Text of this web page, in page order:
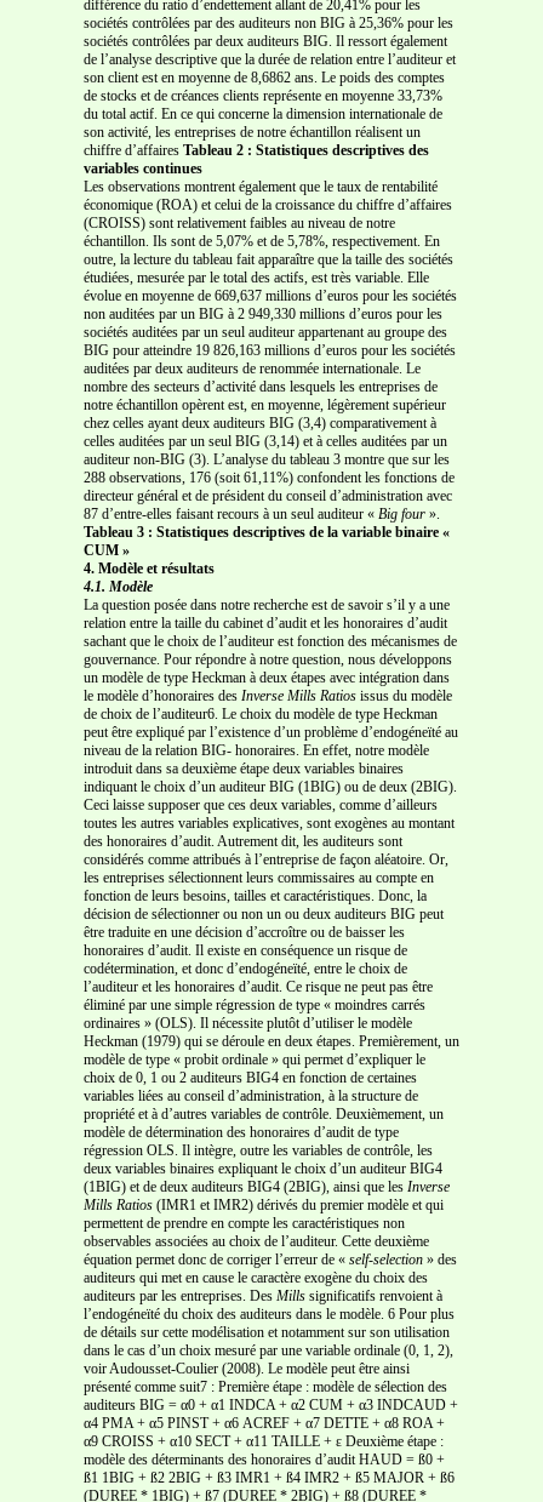
différence du ratio d’endettement allant de 20,41% pour les
sociétés contrôlées par des auditeurs non BIG à 25,36% pour les
sociétés contrôlées par deux auditeurs BIG. Il ressort également
de l’analyse descriptive que la durée de relation entre l’auditeur et
son client est en moyenne de 8,6862 ans. Le poids des comptes
de stocks et de créances clients représente en moyenne 33,73%
du total actif. En ce qui concerne la dimension internationale de
son activité, les entreprises de notre échantillon réalisent un
chiffre d’affaires Tableau 2 : Statistiques descriptives des
variables continues
Les observations montrent également que le taux de rentabilité
économique (ROA) et celui de la croissance du chiffre d’affaires
(CROISS) sont relativement faibles au niveau de notre
échantillon. Ils sont de 5,07% et de 5,78%, respectivement. En
outre, la lecture du tableau fait apparaître que la taille des sociétés
étudiées, mesurée par le total des actifs, est très variable. Elle
évolue en moyenne de 669,637 millions d’euros pour les sociétés
non auditées par un BIG à 2 949,330 millions d’euros pour les
sociétés auditées par un seul auditeur appartenant au groupe des
BIG pour atteindre 19 826,163 millions d’euros pour les sociétés
auditées par deux auditeurs de renommée internationale. Le
nombre des secteurs d’activité dans lesquels les entreprises de
notre échantillon opèrent est, en moyenne, légèrement supérieur
chez celles ayant deux auditeurs BIG (3,4) comparativement à
celles auditées par un seul BIG (3,14) et à celles auditées par un
auditeur non-BIG (3). L’analyse du tableau 3 montre que sur les
288 observations, 176 (soit 61,11%) confondent les fonctions de
directeur général et de président du conseil d’administration avec
87 d’entre-elles faisant recours à un seul auditeur « Big four ».
Tableau 3 : Statistiques descriptives de la variable binaire «
CUM »
4. Modèle et résultats
4.1. Modèle
La question posée dans notre recherche est de savoir s’il y a une
relation entre la taille du cabinet d’audit et les honoraires d’audit
sachant que le choix de l’auditeur est fonction des mécanismes de
gouvernance. Pour répondre à notre question, nous développons
un modèle de type Heckman à deux étapes avec intégration dans
le modèle d’honoraires des Inverse Mills Ratios issus du modèle
de choix de l’auditeur6. Le choix du modèle de type Heckman
peut être expliqué par l’existence d’un problème d’endogéneïté au
niveau de la relation BIG- honoraires. En effet, notre modèle
introduit dans sa deuxième étape deux variables binaires
indiquant le choix d’un auditeur BIG (1BIG) ou de deux (2BIG).
Ceci laisse supposer que ces deux variables, comme d’ailleurs
toutes les autres variables explicatives, sont exogènes au montant
des honoraires d’audit. Autrement dit, les auditeurs sont
considérés comme attribués à l’entreprise de façon aléatoire. Or,
les entreprises sélectionnent leurs commissaires au compte en
fonction de leurs besoins, tailles et caractéristiques. Donc, la
décision de sélectionner ou non un ou deux auditeurs BIG peut
être traduite en une décision d’accroître ou de baisser les
honoraires d’audit. Il existe en conséquence un risque de
codétermination, et donc d’endogéneïté, entre le choix de
l’auditeur et les honoraires d’audit. Ce risque ne peut pas être
éliminé par une simple régression de type « moindres carrés
ordinaires » (OLS). Il nécessite plutôt d’utiliser le modèle
Heckman (1979) qui se déroule en deux étapes. Premièrement, un
modèle de type « probit ordinale » qui permet d’expliquer le
choix de 0, 1 ou 2 auditeurs BIG4 en fonction de certaines
variables liées au conseil d’administration, à la structure de
propriété et à d’autres variables de contrôle. Deuxièmement, un
modèle de détermination des honoraires d’audit de type
régression OLS. Il intègre, outre les variables de contrôle, les
deux variables binaires expliquant le choix d’un auditeur BIG4
(1BIG) et de deux auditeurs BIG4 (2BIG), ainsi que les Inverse
Mills Ratios (IMR1 et IMR2) dérivés du premier modèle et qui
permettent de prendre en compte les caractéristiques non
observables associées au choix de l’auditeur. Cette deuxième
équation permet donc de corriger l’erreur de « self-selection » des
auditeurs qui met en cause le caractère exogène du choix des
auditeurs par les entreprises. Des Mills significatifs renvoient à
l’endogéneïté du choix des auditeurs dans le modèle. 6 Pour plus
de détails sur cette modélisation et notamment sur son utilisation
dans le cas d’un choix mesuré par une variable ordinale (0, 1, 2),
voir Audousset-Coulier (2008). Le modèle peut être ainsi
présenté comme suit7 : Première étape : modèle de sélection des
auditeurs BIG = α0 + α1 INDCA + α2 CUM + α3 INDCAUD +
α4 PMA + α5 PINST + α6 ACREF + α7 DETTE + α8 ROA +
α9 CROISS + α10 SECT + α11 TAILLE + ε Deuxième étape :
modèle des déterminants des honoraires d’audit HAUD = ß0 +
ß1 1BIG + ß2 2BIG + ß3 IMR1 + ß4 IMR2 + ß5 MAJOR + ß6
(DUREE * 1BIG) + ß7 (DUREE * 2BIG) + ß8 (DUREE *